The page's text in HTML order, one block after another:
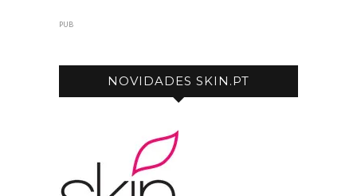
PUB
NOVIDADES SKIN.PT